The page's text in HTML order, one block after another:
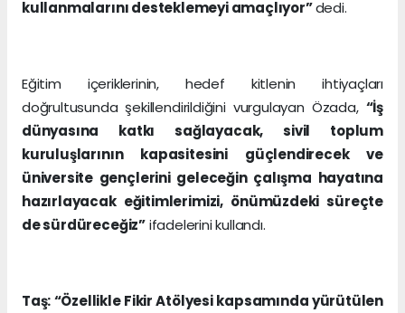
kullanmalarını desteklemeyi amaçlıyor”dedi.
Eğitim içeriklerinin, hedef kitlenin ihtiyaçları
doğrultusunda şekillendirildiğini vurgulayan Özada, “İş
dünyasına katkı sağlayacak, sivil toplum
kuruluşlarının kapasitesini güçlendirecek ve
üniversite gençlerini geleceğin çalışma hayatına
hazırlayacak eğitimlerimizi, önümüzdeki süreçte
de sürdüreceğiz”ifadelerini kullandı.
Taş: “Özellikle Fikir Atölyesi kapsamında yürütülen